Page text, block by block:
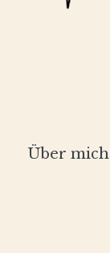
Über mich